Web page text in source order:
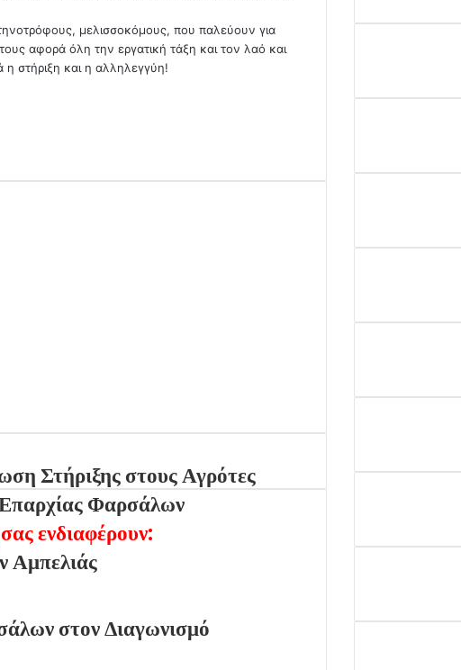
μελισσοκόμους, που παλεύουν για
αφορά όλη την εργατική τάξη και τον λαό και
η στήριξη και η αλληλεγγύη!
Στήριξης στους Αγρότες
Φαρσάλων
ενδιαφέρουν:
Αμπελιάς
στον Διαγωνισμό